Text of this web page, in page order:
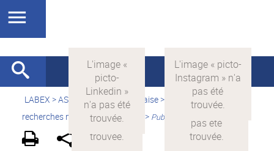
LABEX >ASLAN > Version française>
Quelles sont les
recherches menées par ASLAN ?
> Publications